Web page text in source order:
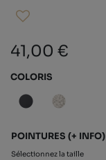
41,00 €
COLORIS
POINTURES (+ INFO)
Sélectionnez la taille